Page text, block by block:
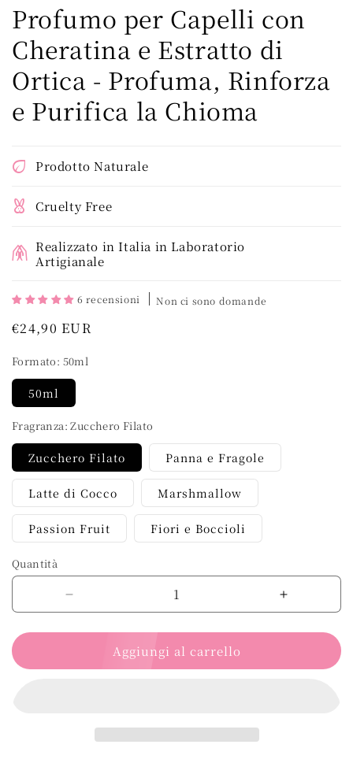
Profumo per Capelli con
Cheratina e Estratto di
Ortica - Profuma, Rinforza
e Purifica la Chioma
Prodotto Naturale
Cruelty Free
Realizzato in Italia in Laboratorio
Artigianale
6 recensioni Non ci sono domande
Prezzo
€24,90 EUR
Formato: 50ml
50ml
Fragranza:Zucchero Filato
Zucchero Filato Panna e Fragole
Latte di Cocco Marshmallow
Passion Fruit Fiori e Boccioli
Quantità
la
quantità
Profumo
Cheratina
Aumenta
la
quantità
Profumo
Aggiungi al carrello